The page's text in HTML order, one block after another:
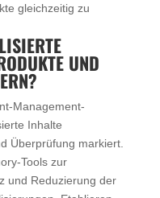
gleichzeitig zu
UND
Management-
Inhalte
Überprüfung markiert.
Tools zur
und Reduzierung der